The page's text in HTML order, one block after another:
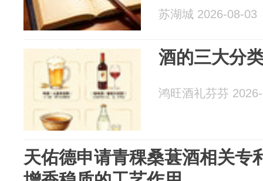
苏湖城 2026-08-03
酒的三大分
鸿旺酒礼芬芬
天佑德申请青稞桑葚酒相关专